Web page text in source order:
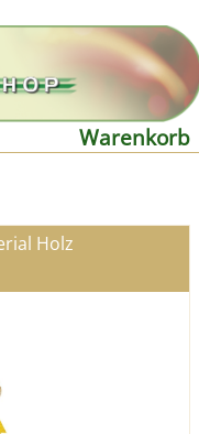
Warenkorb
Holz